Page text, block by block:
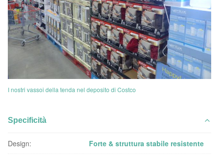
I nostri vassoi della tenda nel deposito di Costco
Specificità
Design: Forte & struttura stabile resistente